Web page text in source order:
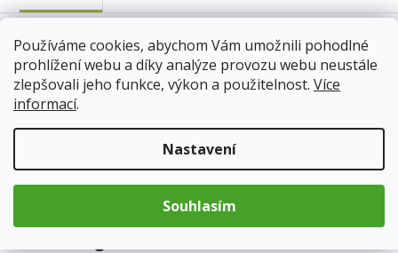
Používáme cookies, abychom Vám umožnili pohodlné
prohlížení webu a díky analýze provozu webu neustále
zlepšovali jeho funkce, výkon a použitelnost. Více
informací.
Nastavení
Souhlasím
váha: 50g
8759/50G
89 Kč
Do košíku
Skladem(5 ks) 13.8.2026